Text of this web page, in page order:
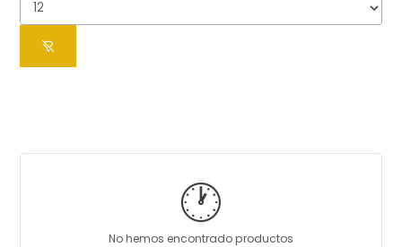
🕐
No hemos encontrado productos